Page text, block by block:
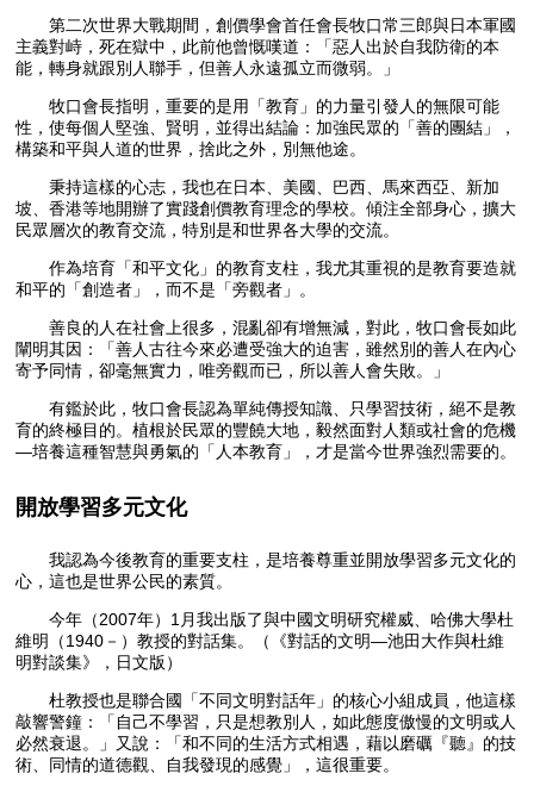
第二次世界大戰期間，創價學會首任會長牧口常三郎與日本軍國
主義對峙，死在獄中，此前他曾慨嘆道：「惡人出於自我防衛的本
能，轉身就跟別人聯手，但善人永遠孤立而微弱。」
牧口會長指明，重要的是用「教育」的力量引發人的無限可能
性，使每個人堅強、賢明，並得出結論：加強民眾的「善的團結」，
構築和平與人道的世界，捨此之外，別無他途。
秉持這樣的心志，我也在日本、美國、巴西、馬來西亞、新加
坡、香港等地開辦了實踐創價教育理念的學校。傾注全部身心，擴大
民眾層次的教育交流，特別是和世界各大學的交流。
作為培育「和平文化」的教育支柱，我尤其重視的是教育要造就
和平的「創造者」，而不是「旁觀者」。
善良的人在社會上很多，混亂卻有增無減，對此，牧口會長如此
闡明其因：「善人古往今來必遭受強大的迫害，雖然別的善人在內心
寄予同情，卻毫無實力，唯旁觀而已，所以善人會失敗。」
有鑑於此，牧口會長認為單純傳授知識、只學習技術，絕不是教
育的終極目的。植根於民眾的豐饒大地，毅然面對人類或社會的危機
—培養這種智慧與勇氣的「人本教育」，才是當今世界強烈需要的。
開放學習多元文化
我認為今後教育的重要支柱，是培養尊重並開放學習多元文化的
心，這也是世界公民的素質。
今年（2007年）1月我出版了與中國文明研究權威、哈佛大學杜
維明（1940－）教授的對話集。（《對話的文明—池田大作與杜維
明對談集》，日文版）
杜教授也是聯合國「不同文明對話年」的核心小組成員，他這樣
敲響警鐘：「自己不學習，只是想教別人，如此態度傲慢的文明或人
必然衰退。」又說：「和不同的生活方式相遇，藉以磨礪『聽』的技
術、同情的道德觀、自我發現的感覺」，這很重要。